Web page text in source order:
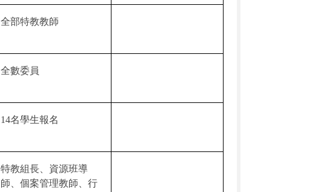
全部特教教師
全數委員
14名學生報名
特教組長、資源班導
師、個案管理教師、行